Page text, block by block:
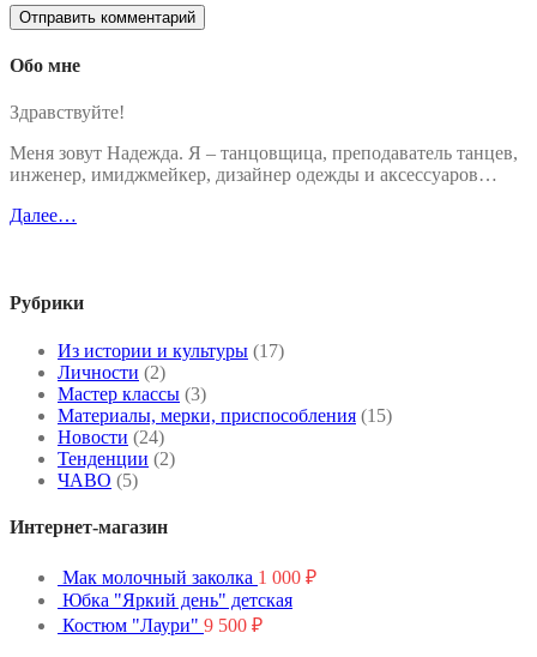
Обо мне
Здравствуйте!
Меня зовут Надежда. Я – танцовщица, преподаватель танцев,
инженер, имиджмейкер, дизайнер одежды и аксессуаров…
Далее…
Рубрики
Из истории и культуры (17)
Личности (2)
Мастер классы (3)
Материалы, мерки, приспособления (15)
Новости (24)
Тенденции (2)
ЧАВО (5)
Интернет-магазин
Мак молочный заколка 1 000 ₽
Юбка "Яркий день" детская
Костюм "Лаури" 9 500 ₽